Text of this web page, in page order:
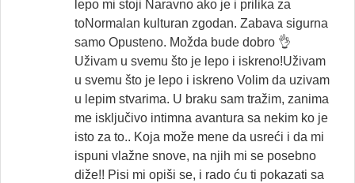
lepo mi stoji Naravno ako je i prilika za
toNormalan kulturan zgodan. Zabava sigurna
samo Opusteno. Možda bude dobro 👌
Uživam u svemu što je lepo i iskreno!Uživam
u svemu što je lepo i iskreno Volim da uzivam
u lepim stvarima. U braku sam tražim, zanima
me isključivo intimna avantura sa nekim ko je
isto za to.. Koja može mene da usreći i da mi
ispuni vlažne snove, na njih mi se posebno
diže!! Pisi mi opiši se, i rado ću ti pokazati sa